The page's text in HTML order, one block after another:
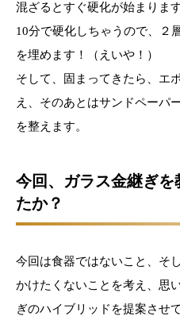
混ざるとすぐ硬化が始まります
10分で硬化しちゃうので、２
を埋めます！（えいや！）
そして、固まってきたら、エ
え、そのあとはサンドペーパ
を整えます。
今回、ガラス金継ぎ
たか？
今回は食器ではないこと、そ
かけたくないことを考え、思